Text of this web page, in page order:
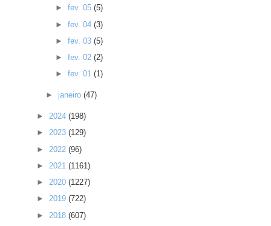
► fev. 05 (5)
► fev. 04 (3)
► fev. 03 (5)
► fev. 02 (2)
► fev. 01 (1)
► janeiro(47)
► 2024 (198)
► 2023 (129)
► 2022 (96)
► 2021 (1161)
► 2020 (1227)
► 2019 (722)
► 2018 (607)